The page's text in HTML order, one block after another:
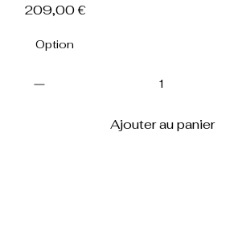
Prix
209,00 €
Option
Ajouter au panier